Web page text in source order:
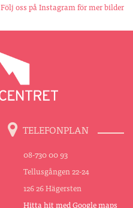
Följ oss på Instagram för mer bilder
TELEFONPLAN
08-730 00 93
Tellusgången 22-24
126 26 Hägersten
Hitta hit med Google maps